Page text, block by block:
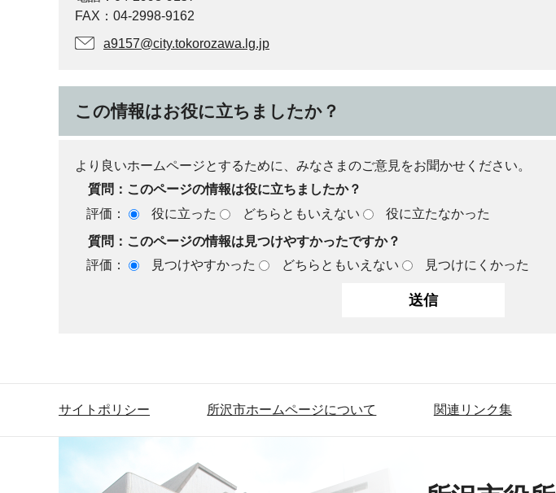
FAX：04-2998-9162
a9157@city.tokorozawa.lg.jp
この情報はお役に立ちましたか？
より良いホームページとするために、みなさまのご意見をお聞かせください。
質問：このページの情報は役に立ちましたか？
評価：
役に立った どちらともいえない
役に立たなかった
質問：このページの情報は見つけやすかったですか？
評価：
見つけやすかった どちらともいえない 見つけにくかった
サイトポリシー 所沢市ホームページについて 関連リンク集